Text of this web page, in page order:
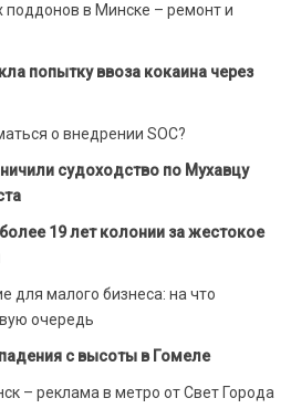
поддонов в Минске – ремонт и
попытку ввоза кокаина через
о внедрении SOC?
судоходство по Мухавцу
19 лет колонии за жестокое
для малого бизнеса: на что
очередь
с высоты в Гомеле
– реклама в метро от Свет Города